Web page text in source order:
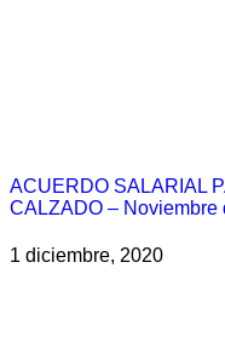
ACUERDO SALARIAL
CALZADO – Noviembre
1 diciembre, 2020